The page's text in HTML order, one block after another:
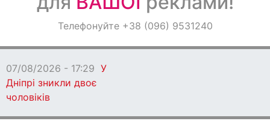
ОголошенняТелефонуйте +38 (096) 9531240
07/08/2026 - 17:29 У
Дніпрі зникли двоє
чоловіків